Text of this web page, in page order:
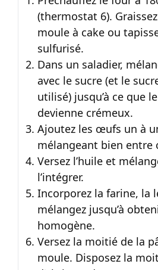
(thermostat 6).
moule à cake ou
sulfurisé.
Dans un saladier,
avec le sucre (et le
utilisé) jusqu’à ce que
devienne crémeux.
Ajoutez les œufs un à
mélangeant bien entre
Versez l’huile et
l’intégrer.
Incorporez la farine, la
mélangez jusqu’à
homogène.
Versez la moitié de la
moule. Disposez la